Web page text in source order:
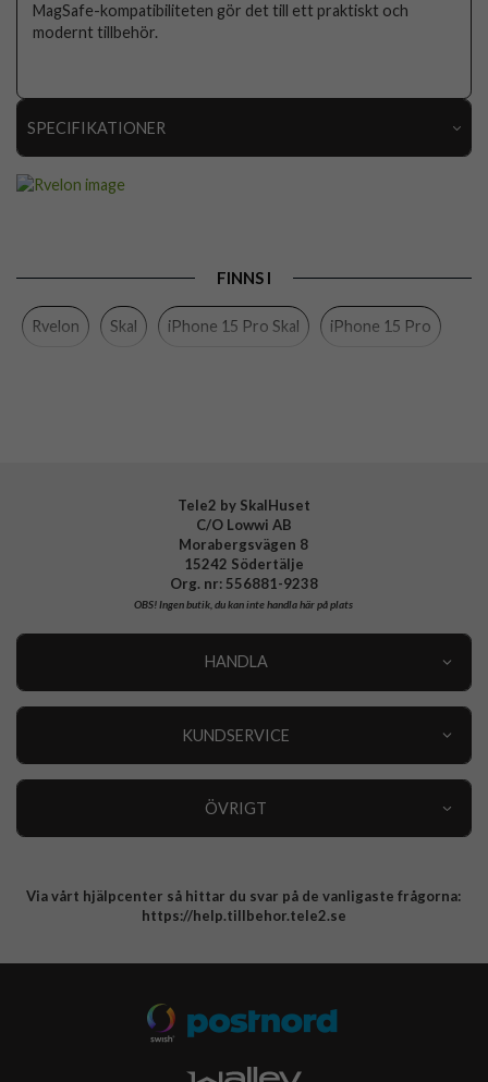
MagSafe-kompatibiliteten gör det till ett praktiskt och
modernt tillbehör.
SPECIFIKATIONER
Färg Grå
FINNS I
Rvelon Skal iPhone 15 Pro Skal iPhone 15 Pro
Tele2 by SkalHuset
C/O Lowwi AB
Morabergsvägen 8
15242 Södertälje
Org. nr: 556881-9238
OBS!Ingen butik, du kan inte handla här på plats
HANDLA
KUNDSERVICE
ÖVRIGT
Integritetspolicy
Via vårt hjälpcenter så hittar du svar på de vanligaste frågorna:
https://help.tillbehor.tele2.se